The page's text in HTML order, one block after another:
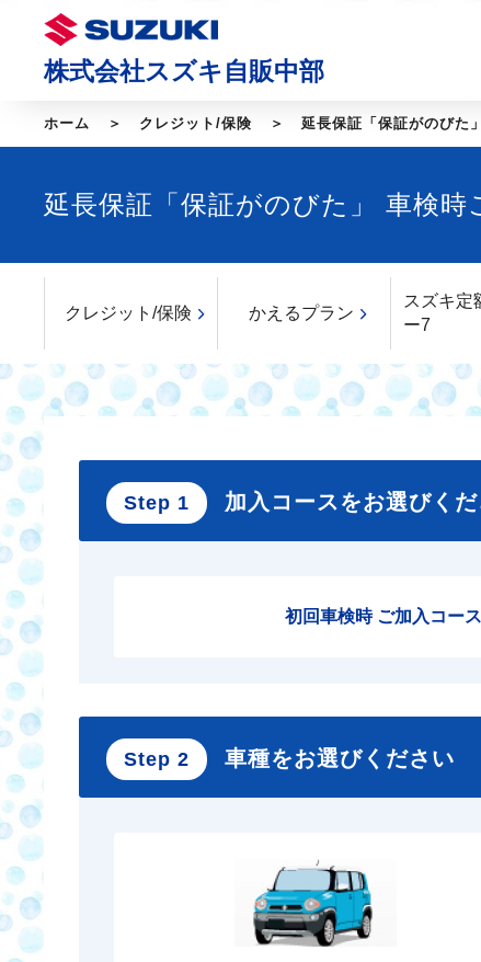
株式会社スズキ自販中部
ホーム クレジット/保険 延長保証「保証がのびた」
延長保証「保証がのびた」 車検
クレジット/保険 かえるプラン
スズキ定
ー7
Step 1 加入コースをお選びく
初回車検時 ご加入コース
Step 2 車種をお選びください